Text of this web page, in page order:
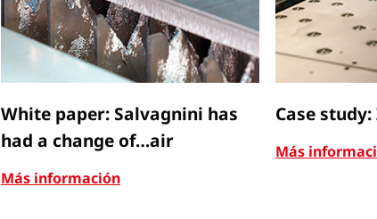
White paper: Salvagnini has
had a change of…air
Más información
Case study:
Más